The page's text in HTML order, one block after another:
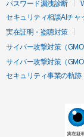
パスワード漏洩診断
セキュリティ相談AIチャ
実在証明・盗聴対策
サイバー攻撃対策（
サイバー攻撃対策（GMO
セキュリティ事業の軌跡